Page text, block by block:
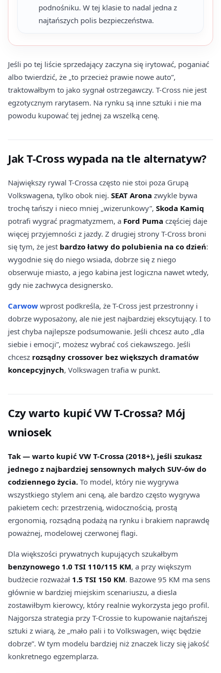
podnośniku. W tej klasie to nadal jedna z
najtańszych polis bezpieczeństwa.
Jeśli po tej liście sprzedający zaczyna się irytować, poganiać
albo twierdzić, że „to przecież prawie nowe auto”,
traktowałbym to jako sygnał ostrzegawczy. T-Cross nie jest
egzotycznym rarytasem. Na rynku są inne sztuki i nie ma
powodu kupować tej jednej za wszelką cenę.
Jak T-Cross wypada na tle alternatyw?
Największy rywal T-Crossa często nie stoi poza Grupą
Volkswagena, tylko obok niej. SEAT Arona zwykle bywa
trochę tańszy i nieco mniej „wizerunkowy”, Skoda Kamiq
potrafi wygrać pragmatyzmem, a Ford Puma częściej daje
więcej przyjemności z jazdy. Z drugiej strony T-Cross broni
się tym, że jest bardzo łatwy do polubienia na co dzień:
wygodnie się do niego wsiada, dobrze się z niego
obserwuje miasto, a jego kabina jest logiczna nawet wtedy,
gdy nie zachwyca designersko.
Carwow wprost podkreśla, że T-Cross jest przestronny i
dobrze wyposażony, ale nie jest najbardziej ekscytujący. I to
jest chyba najlepsze podsumowanie. Jeśli chcesz auto „dla
siebie i emocji”, możesz wybrać coś ciekawszego. Jeśli
chcesz rozsądny crossover bez większych dramatów
koncepcyjnych, Volkswagen trafia w punkt.
Czy warto kupić VW T-Crossa? Mój
wniosek
Tak — warto kupić VW T-Crossa (2018+), jeśli szukasz
jednego z najbardziej sensownych małych SUV-ów do
codziennego życia. To model, który nie wygrywa
wszystkiego stylem ani ceną, ale bardzo często wygrywa
pakietem cech: przestrzenią, widocznością, prostą
ergonomią, rozsądną podażą na rynku i brakiem naprawdę
poważnej, modelowej czerwonej flagi.
Dla większości prywatnych kupujących szukałbym
benzynowego 1.0 TSI 110/115 KM, a przy większym
budżecie rozważał 1.5 TSI 150 KM. Bazowe 95 KM ma sens
głównie w bardziej miejskim scenariuszu, a diesla
zostawiłbym kierowcy, który realnie wykorzysta jego profil.
Najgorsza strategia przy T-Crossie to kupowanie najtańszej
sztuki z wiarą, że „mało pali i to Volkswagen, więc będzie
dobrze”. W tym modelu bardziej niż znaczek liczy się jakość
konkretnego egzemplarza.